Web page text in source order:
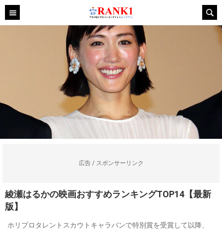
広告 / スポンサーリンク
綾瀬はるかの映画おすすめランキングTOP14【最新
版】
ホリプロタレントスカウトキャラバンで特別賞を受賞して以降、